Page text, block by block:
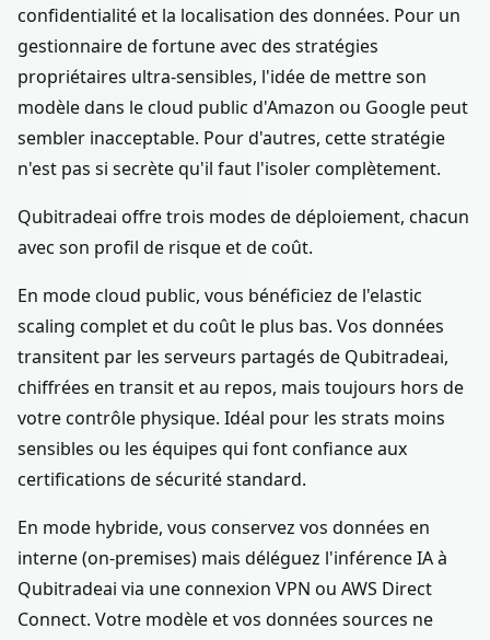
confidentialité et la localisation des données. Pour un
gestionnaire de fortune avec des stratégies
propriétaires ultra-sensibles, l'idée de mettre son
modèle dans le cloud public d'Amazon ou Google peut
sembler inacceptable. Pour d'autres, cette stratégie
n'est pas si secrète qu'il faut l'isoler complètement.
Qubitradeai offre trois modes de déploiement, chacun
avec son profil de risque et de coût.
En mode cloud public, vous bénéficiez de l'elastic
scaling complet et du coût le plus bas. Vos données
transitent par les serveurs partagés de Qubitradeai,
chiffrées en transit et au repos, mais toujours hors de
votre contrôle physique. Idéal pour les strats moins
sensibles ou les équipes qui font confiance aux
certifications de sécurité standard.
En mode hybride, vous conservez vos données en
interne (on-premises) mais déléguez l'inférence IA à
Qubitradeai via une connexion VPN ou AWS Direct
Connect. Votre modèle et vos données sources ne